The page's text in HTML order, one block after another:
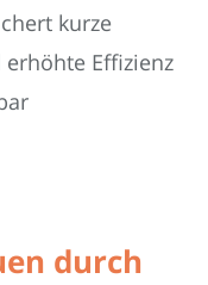
kurze
Effizienz
durch